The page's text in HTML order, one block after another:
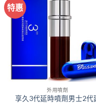
特惠
外用噴劑
享久3代延時噴劑男士2代